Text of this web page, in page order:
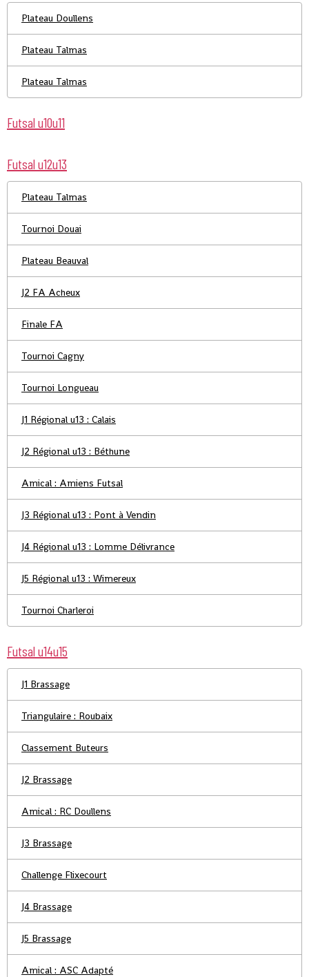
Plateau Doullens
Plateau Talmas
Plateau Talmas
Futsal u10u11
Futsal u12u13
Plateau Talmas
Tournoi Douai
Plateau Beauval
J2 FA Acheux
Finale FA
Tournoi Cagny
Tournoi Longueau
J1 Régional u13 : Calais
J2 Régional u13 : Béthune
Amical : Amiens Futsal
J3 Régional u13 : Pont à Vendin
J4 Régional u13 : Lomme Délivrance
J5 Régional u13 : Wimereux
Tournoi Charleroi
Futsal u14u15
J1 Brassage
Triangulaire : Roubaix
Classement Buteurs
J2 Brassage
Amical : RC Doullens
J3 Brassage
Challenge Flixecourt
J4 Brassage
J5 Brassage
Amical : ASC Adapté